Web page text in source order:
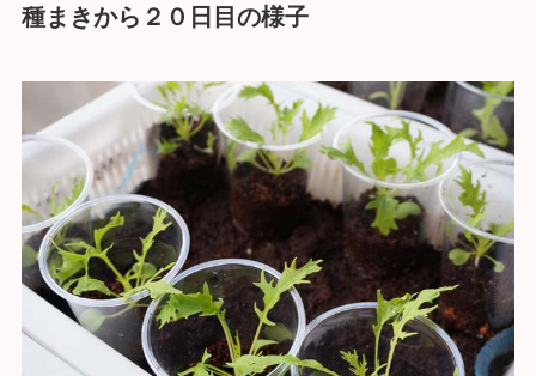
種まきから２０日目の様子